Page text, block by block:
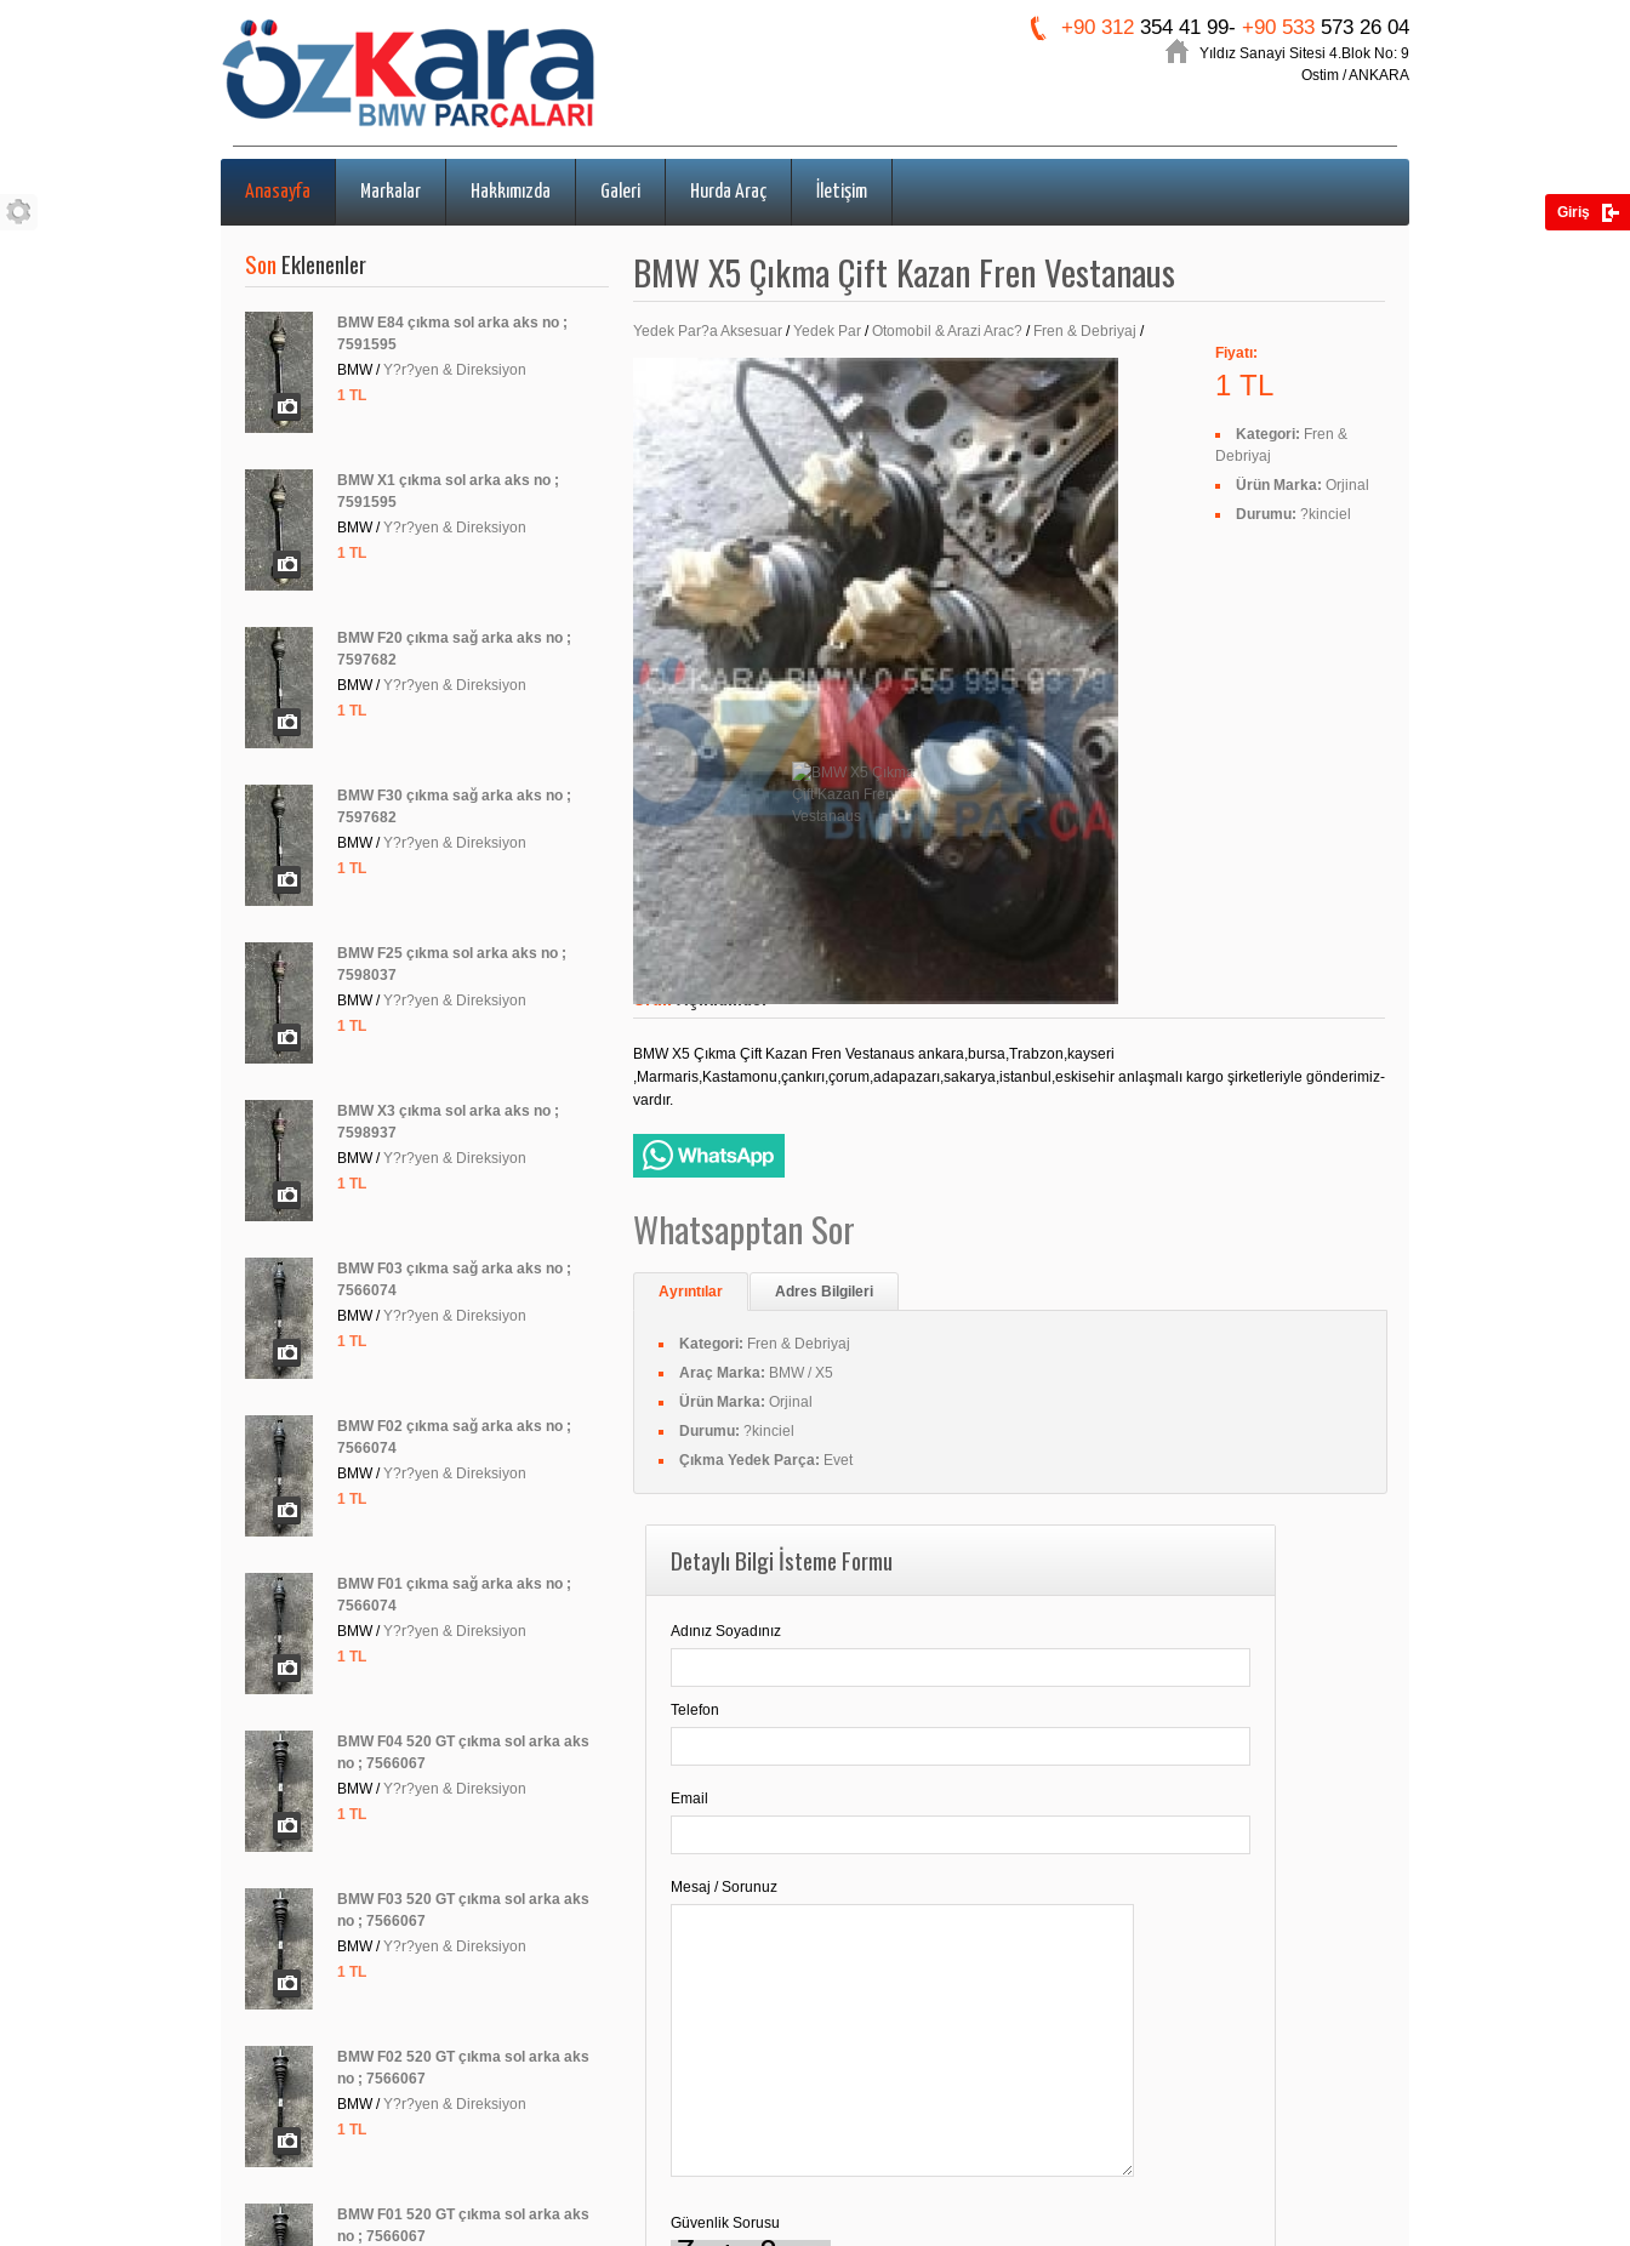
+90 312 354 41 99- +90 533 573 26 04
Yıldız Sanayi Sitesi 4.Blok No: 9
Ostim / ANKARA
Anasayfa Markalar Hakkımızda Galeri Hurda Araç İletişim
BMW X5 Çıkma Çift Kazan Fren Vestanaus
Yedek Par?a Aksesuar /Yedek Par /Otomobil & Arazi Arac? / Fren & Debriyaj /
Mega Resimler
Fiyatı:
1 TL
Kategori: Fren &
Debriyaj
Ürün Marka: Orjinal
Durumu: ?kinciel
Ürün Açıklaması
BMW X5 Çıkma Çift Kazan Fren Vestanaus ankara,bursa,Trabzon,kayseri
,Marmaris,Kastamonu,çankırı,çorum,adapazarı,sakarya,istanbul,eskisehir anlaşmalı kargo şirketleriyle gönderimiz-
vardır.
Whatsapptan Sor
Ayrıntılar Adres Bilgileri
Kategori: Fren & Debriyaj
Araç Marka: BMW / X5
Ürün Marka: Orjinal
Durumu: ?kinciel
Çıkma Yedek Parça: Evet
Detaylı Bilgi İsteme Formu
Adınız Soyadınız
Telefon
Email
Mesaj / Sorunuz
Güvenlik Sorusu
Son Eklenenler
BMW E84 çıkma sol arka aks no ;
7591595
BMW /Y?r?yen & Direksiyon
1 TL
BMW X1 çıkma sol arka aks no ;
7591595
BMW /Y?r?yen & Direksiyon
1 TL
BMW F20 çıkma sağ arka aks no ;
7597682
BMW /Y?r?yen & Direksiyon
1 TL
BMW F30 çıkma sağ arka aks no ;
7597682
BMW /Y?r?yen & Direksiyon
1 TL
BMW F25 çıkma sol arka aks no ;
7598037
BMW /Y?r?yen & Direksiyon
1 TL
BMW X3 çıkma sol arka aks no ;
7598937
BMW /Y?r?yen & Direksiyon
1 TL
BMW F03 çıkma sağ arka aks no ;
7566074
BMW /Y?r?yen & Direksiyon
1 TL
BMW F02 çıkma sağ arka aks no ;
7566074
BMW /Y?r?yen & Direksiyon
1 TL
BMW F01 çıkma sağ arka aks no ;
7566074
BMW /Y?r?yen & Direksiyon
1 TL
BMW F04 520 GT çıkma sol arka aks
no ; 7566067
BMW /Y?r?yen & Direksiyon
1 TL
BMW F03 520 GT çıkma sol arka aks
no ; 7566067
BMW /Y?r?yen & Direksiyon
1 TL
BMW F02 520 GT çıkma sol arka aks
no ; 7566067
BMW /Y?r?yen & Direksiyon
1 TL
BMW F01 520 GT çıkma sol arka aks
no ; 7566067
Giriş